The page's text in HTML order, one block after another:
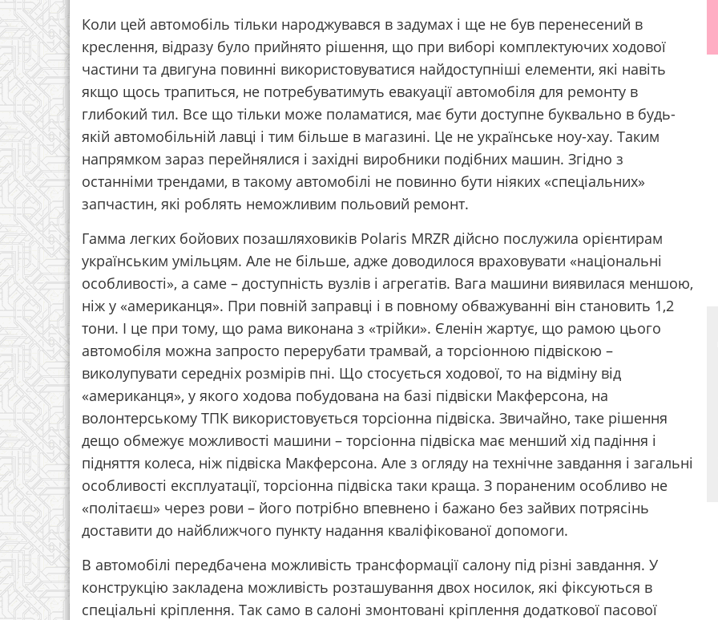
Коли цей автомобіль тільки народжувався в задумах і ще не був перенесений в
креслення, відразу було прийнято рішення, що при виборі комплектуючих ходової
частини та двигуна повинні використовуватися найдоступніші елементи, які навіть
якщо щось трапиться, не потребуватимуть евакуації автомобіля для ремонту в
глибокий тил. Все що тільки може поламатися, має бути доступне буквально в будь-
якій автомобільній лавці і тим більше в магазині. Це не українське ноу-хау. Таким
напрямком зараз перейнялися і західні виробники подібних машин. Згідно з
останніми трендами, в такому автомобілі не повинно бути ніяких «спеціальних»
запчастин, які роблять неможливим польовий ремонт.
Гамма легких бойових позашляховиків Polaris MRZR дійсно послужила орієнтирам
українським умільцям. Але не більше, адже доводилося враховувати «національні
особливості», а саме – доступність вузлів і агрегатів. Вага машини виявилася меншою,
ніж у «американця». При повній заправці і в повному обважуванні він становить 1,2
тони. І це при тому, що рама виконана з «трійки». Єленін жартує, що рамою цього
автомобіля можна запросто перерубати трамвай, а торсіонною підвіскою –
виколупувати середніх розмірів пні. Що стосується ходової, то на відміну від
«американця», у якого ходова побудована на базі підвіски Макферсона, на
волонтерському ТПК використовується торсіонна підвіска. Звичайно, таке рішення
дещо обмежує можливості машини – торсіонна підвіска має менший хід падіння і
підняття колеса, ніж підвіска Макферсона. Але з огляду на технічне завдання і загальні
особливості експлуатації, торсіонна підвіска таки краща. З пораненим особливо не
«політаєш» через рови – його потрібно впевнено і бажано без зайвих потрясінь
доставити до найближчого пункту надання кваліфікованої допомоги.
В автомобілі передбачена можливість трансформації салону під різні завдання. У
конструкцію закладена можливість розташування двох носилок, які фіксуються в
спеціальні кріплення. Так само в салоні змонтовані кріплення додаткової пасової